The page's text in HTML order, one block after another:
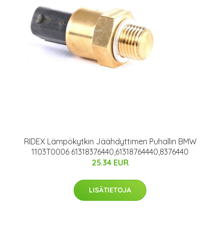
RIDEX Lämpökytkin Jäähdyttimen Puhallin BMW
1103T0006 61318376440,61318764440,8376440
25.34 EUR
LISÄTIETOJA